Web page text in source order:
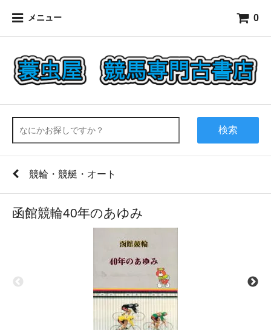
メニュー 0
検索
競輪・競艇・オート
函館競輪40年のあゆみ